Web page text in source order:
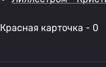
Красная карточка - 0